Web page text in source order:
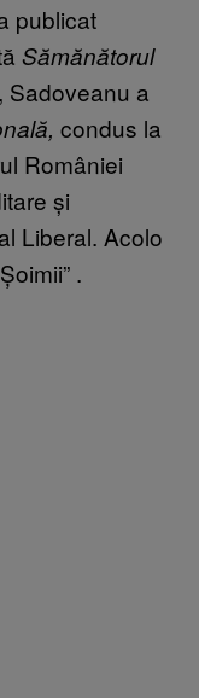
publicat
Sămănătorul
Sadoveanu a
condus la
României
și
Liberal. Acolo
.